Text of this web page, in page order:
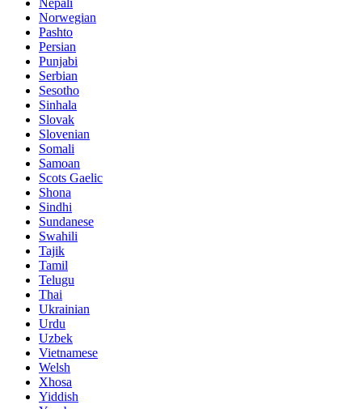
Norwegian
Pashto
Persian
Punjabi
Serbian
Sesotho
Sinhala
Slovak
Slovenian
Somali
Samoan
Scots Gaelic
Shona
Sindhi
Sundanese
Swahili
Tajik
Tamil
Telugu
Thai
Ukrainian
Urdu
Uzbek
Vietnamese
Welsh
Xhosa
Yiddish